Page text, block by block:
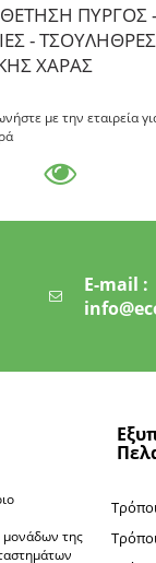
ΠΥΡΓΟΣ -
- ΤΣΟΥΛΗΘΡΕΣ
ΧΑΡΑΣ
με την εταιρεία
E-mail :
μονάδων της